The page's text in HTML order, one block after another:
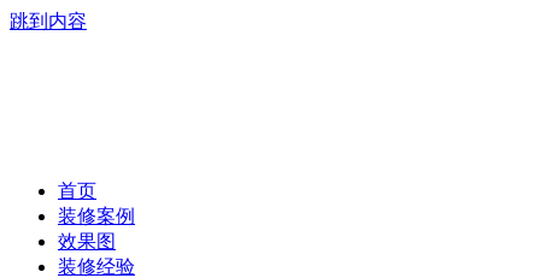
跳到内容
首页
装修案例
效果图
装修经验